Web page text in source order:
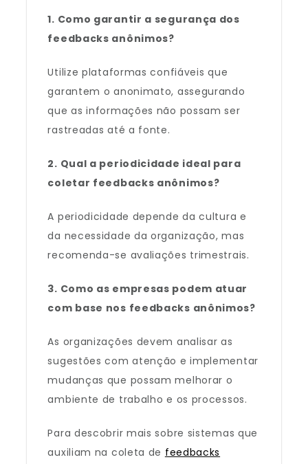
1. Como garantir a segurança dos
feedbacks anônimos?
Utilize plataformas confiáveis que
garantem o anonimato, assegurando
que as informações não possam ser
rastreadas até a fonte.
2. Qual a periodicidade ideal para
coletar feedbacks anônimos?
A periodicidade depende da cultura e
da necessidade da organização, mas
recomenda-se avaliações trimestrais.
3. Como as empresas podem atuar
com base nos feedbacks anônimos?
As organizações devem analisar as
sugestões com atenção e implementar
mudanças que possam melhorar o
ambiente de trabalho e os processos.
Para descobrir mais sobre sistemas que
auxiliam na coleta de feedbacks